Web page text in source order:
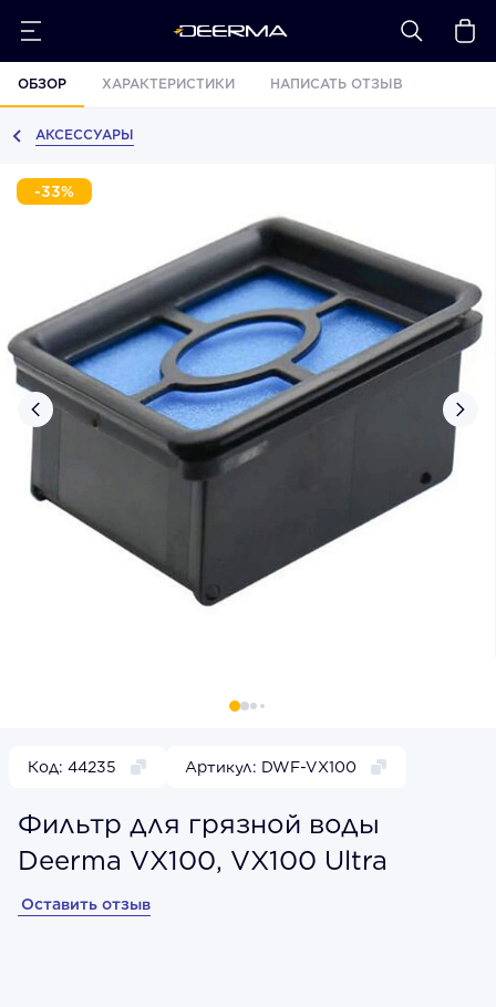
ОБЗОР ХАРАКТЕРИСТИКИ НАПИСАТЬ ОТЗЫВ
‹ ›
-33%
АКСЕССУАРЫ
Код: 44235 Артикул: DWF-VX100
Фильтр для грязной воды
Deerma VX100, VX100 Ultra
Оставить отзыв